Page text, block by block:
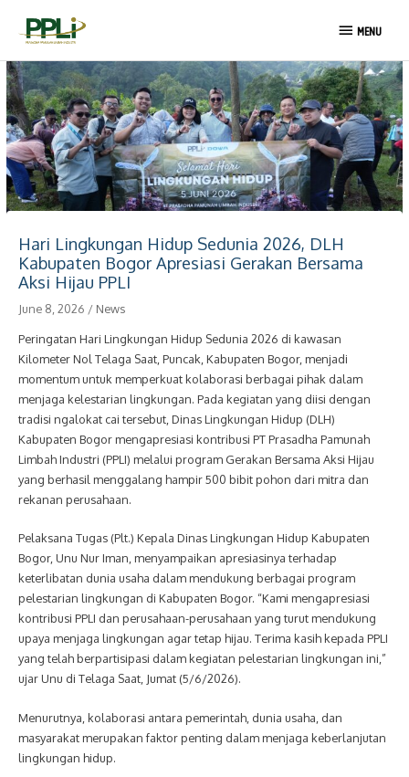
MENU
MENU
Hari Lingkungan Hidup Sedunia 2026, DLH
Kabupaten Bogor Apresiasi Gerakan Bersama
Aksi Hijau PPLI
June 8, 2026 / News
Peringatan Hari Lingkungan Hidup Sedunia 2026 di kawasan
Kilometer Nol Telaga Saat, Puncak, Kabupaten Bogor, menjadi
momentum untuk memperkuat kolaborasi berbagai pihak dalam
menjaga kelestarian lingkungan. Pada kegiatan yang diisi dengan
tradisi ngalokat cai tersebut, Dinas Lingkungan Hidup (DLH)
Kabupaten Bogor mengapresiasi kontribusi PT Prasadha Pamunah
Limbah Industri (PPLI) melalui program Gerakan Bersama Aksi Hijau
yang berhasil menggalang hampir 500 bibit pohon dari mitra dan
rekanan perusahaan.
Pelaksana Tugas (Plt.) Kepala Dinas Lingkungan Hidup Kabupaten
Bogor, Unu Nur Iman, menyampaikan apresiasinya terhadap
keterlibatan dunia usaha dalam mendukung berbagai program
pelestarian lingkungan di Kabupaten Bogor. “Kami mengapresiasi
kontribusi PPLI dan perusahaan-perusahaan yang turut mendukung
upaya menjaga lingkungan agar tetap hijau. Terima kasih kepada PPLI
yang telah berpartisipasi dalam kegiatan pelestarian lingkungan ini,”
ujar Unu di Telaga Saat, Jumat (5/6/2026).
Menurutnya, kolaborasi antara pemerintah, dunia usaha, dan
masyarakat merupakan faktor penting dalam menjaga keberlanjutan
lingkungan hidup.
Post
navigation